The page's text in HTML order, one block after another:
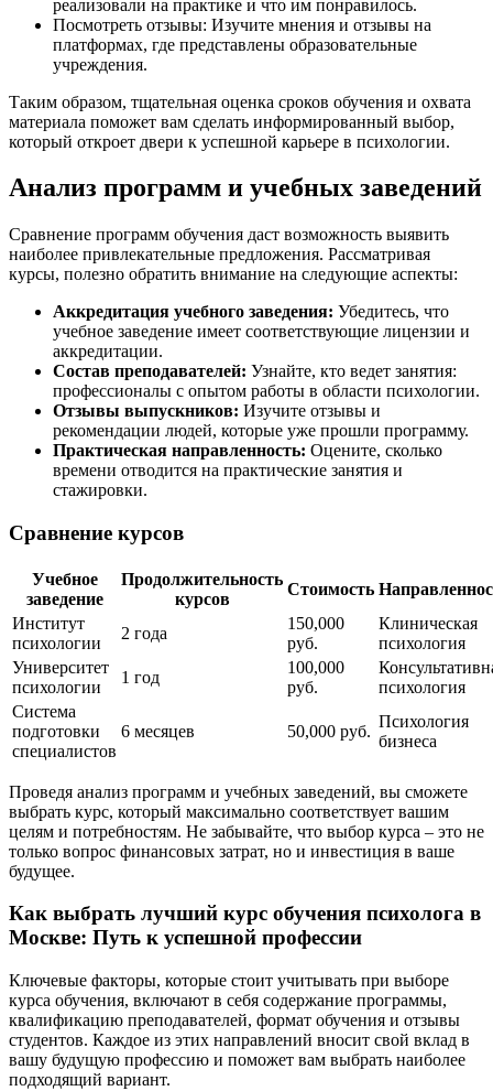
реализовали на практике и что им понравилось.
Посмотреть отзывы: Изучите мнения и отзывы на
платформах, где представлены образовательные
учреждения.
Таким образом, тщательная оценка сроков обучения и охвата
материала поможет вам сделать информированный выбор,
который откроет двери к успешной карьере в психологии.
Анализ программ и учебных заведений
Сравнение программ обучения даст возможность выявить
наиболее привлекательные предложения. Рассматривая
курсы, полезно обратить внимание на следующие аспекты:
Аккредитация учебного заведения: Убедитесь, что
учебное заведение имеет соответствующие лицензии и
аккредитации.
Состав преподавателей: Узнайте, кто ведет занятия:
профессионалы с опытом работы в области психологии.
Отзывы выпускников: Изучите отзывы и
рекомендации людей, которые уже прошли программу.
Практическая направленность: Оцените, сколько
времени отводится на практические занятия и
стажировки.
Сравнение курсов
Учебное
заведение
Продолжительность
курсов
Стоимость
Институт
психологии
2 года
150,000
руб.
Клиническая
психология
Университет
психологии
1 год
100,000
руб.
психология
Система
подготовки
специалистов
6 месяцев 50,000 руб.
Психология
бизнеса
Проведя анализ программ и учебных заведений, вы сможете
выбрать курс, который максимально соответствует вашим
целям и потребностям. Не забывайте, что выбор курса – это не
только вопрос финансовых затрат, но и инвестиция в ваше
будущее.
Как выбрать лучший курс обучения психолога в
Москве: Путь к успешной профессии
Ключевые факторы, которые стоит учитывать при выборе
курса обучения, включают в себя содержание программы,
квалификацию преподавателей, формат обучения и отзывы
студентов. Каждое из этих направлений вносит свой вклад в
вашу будущую профессию и поможет вам выбрать наиболее
подходящий вариант.